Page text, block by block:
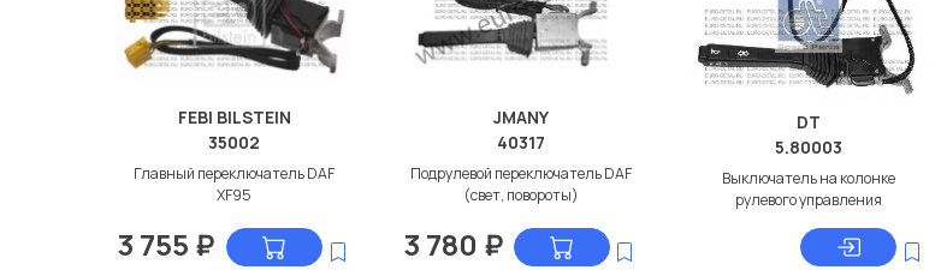
FEBI BILSTEIN
35002
Главный переключатель DAF
XF95
3 755 ₽
JMANY
40317
Подрулевой переключатель DAF
(свет, повороты)
3 780 ₽
DT
5.80003
Выключатель на колонке
рулевого управления